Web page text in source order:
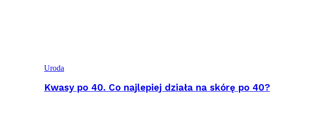
Uroda
Kwasy po 40. Co najlepiej działa na skórę po 40?